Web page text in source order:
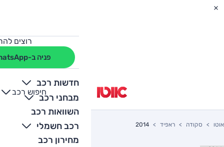
רוצים
פניה ב-WhatsApp
חדשות רכב
מבחני רכב
השוואות רכב
רכב חשמלי
מחירון רכב
חיפוש רכב
+
-
אוטו סקודה ראפיד 2014